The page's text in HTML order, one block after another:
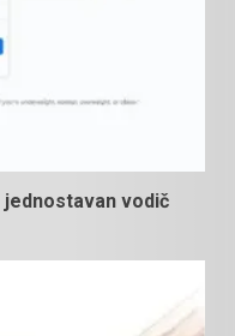
vodič